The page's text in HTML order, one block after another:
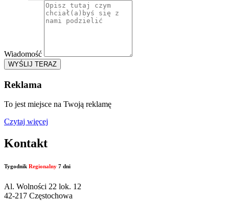
Wiadomość
WYŚLIJ TERAZ
Reklama
To jest miejsce na Twoją reklamę
Czytaj więcej
Kontakt
Tygodnik Regionalny 7 dni
Al. Wolności 22 lok. 12
42-217 Częstochowa